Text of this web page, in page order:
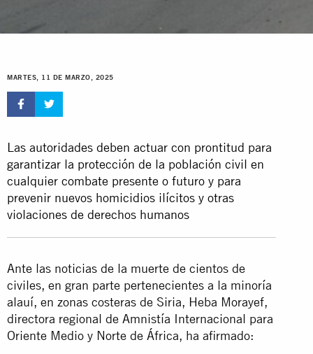
MARTES, 11 DE MARZO, 2025
Las autoridades deben actuar con prontitud para
garantizar la protección de la población civil en
cualquier combate presente o futuro y para
prevenir nuevos homicidios ilícitos y otras
violaciones de derechos humanos
Ante las noticias de la muerte de cientos de
civiles, en gran parte pertenecientes a la minoría
alauí, en zonas costeras de Siria, Heba Morayef,
directora regional de Amnistía Internacional para
Oriente Medio y Norte de África, ha afirmado: